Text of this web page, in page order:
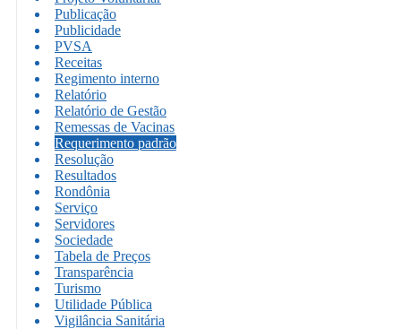
Publicação
Publicidade
PVSA
Receitas
Regimento interno
Relatório
Relatório de Gestão
Remessas de Vacinas
Requerimento padrão
Resolução
Resultados
Rondônia
Serviço
Servidores
Sociedade
Tabela de Preços
Transparência
Turismo
Utilidade Pública
Vigilância Sanitária